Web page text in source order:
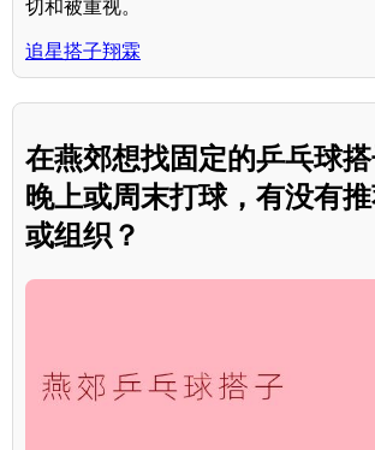
切和被重视。
追星搭子翔霖
在燕郊想找固定的乒乓球
晚上或周末打球，有没有
或组织？